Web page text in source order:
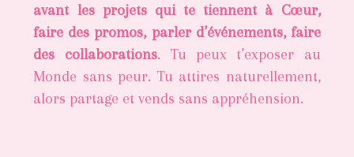
avant les projets qui te tiennent à Cœur,
faire des promos, parler d’événements, faire
des collaborations. Tu peux t’exposer au
Monde sans peur. Tu attires naturellement,
alors partage et vends sans appréhension.